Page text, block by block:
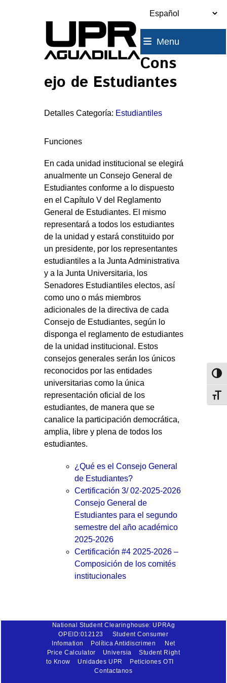
Menu
Cons
ejo de Estudiantes
Detalles Categoría: Estudiantiles
Funciones
En cada unidad institucional se elegirá
anualmente un Consejo General de
Estudiantes conforme a lo dispuesto
en el Capítulo V del Reglamento
General de Estudiantes. El mismo
representará a todos los estudiantes
de la unidad y estará constituido por
un presidente, por los representantes
estudiantiles a la Junta Administrativa
y a la Junta Universitaria, los
Senadores Estudiantiles electos, así
como uno o más miembros
adicionales de la directiva de cada
Consejo de Estudiantes, según lo
disponga el reglamento de estudiantes
de la unidad institucional. Estos
consejos generales serán los únicos
reconocidos por las entidades
universitarias como la única
representación oficial de los
estudiantes, de manera que se
canalice la participación democrática,
amplia, libre y plena de todos los
estudiantes.
¿Qué es el Consejo General
de Estudiantes?
Certificación 3/ 02-2025-2026
Consejo General de
Estudiantes para el segundo
semestre del año académico
2025-2026
Certificación #4 2025-2026 –
Composición de los comités
institucionales
National Student Clearinghouse: UPRAg
OPEID:012123
Student Consumer
Infomation
Política Antidiscrimen
Net
Price Calculator
Universia
Student Right
to Know
Unidades UPR
Peticiones OTI
Contactanos